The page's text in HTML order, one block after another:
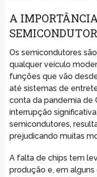
A
Os semicondutores
qualquer veículo
funções que vão
até sistemas de
conta da pandemia de
interrupção
semicondutores,
prejudicando muitas
A falta de chips tem
produção e, em